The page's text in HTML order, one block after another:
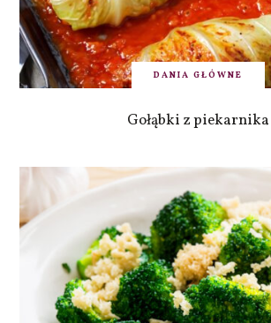
DANIA GŁÓWNE
Gołąbki z piekarnika